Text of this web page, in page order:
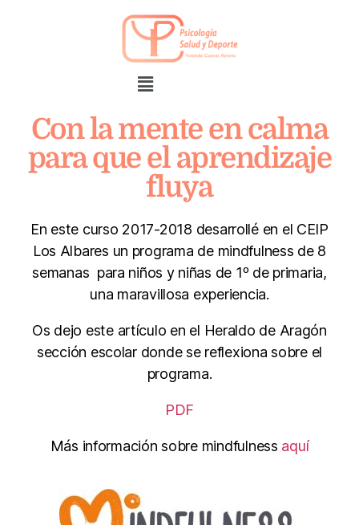
Con la mente en calma
para que el aprendizaje
fluya
En este curso 2017-2018 desarrollé en el CEIP
Los Albares un programa de mindfulness de 8
semanas para niños y niñas de 1º de primaria,
una maravillosa experiencia.
Os dejo este artículo en el Heraldo de Aragón
sección escolar donde se reflexiona sobre el
programa.
PDF
Más información sobre mindfulness aquí